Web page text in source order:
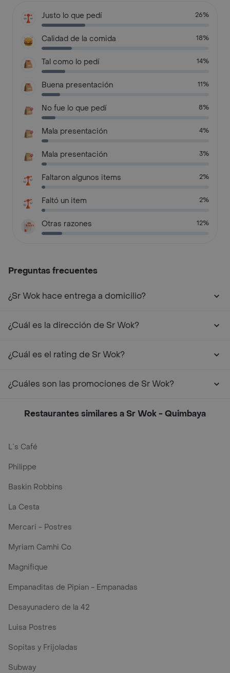
Justo lo que pedí 26%
Calidad de la comida 18%
Tal como lo pedí 14%
Buena presentación 11%
No fue lo que pedí 8%
Mala presentación 4%
Mala presentación 3%
Faltaron algunos items 2%
Faltó un item 2%
Otras razones 12%
Preguntas frecuentes
¿Sr Wok hace entrega a domicilio?
¿Cuál es la dirección de Sr Wok?
¿Cuál es el rating de Sr Wok?
¿Cuáles son las promociones de Sr Wok?
Restaurantes similares a Sr Wok - Quimbaya
L´s Café
Philippe
Baskin Robbins
La Cesta
Mercari - Postres
Myriam Camhi Co
Magnifique
Empanaditas de Pipian - Empanadas
Desayunadero de la 42
Luisa Postres
Sopitas y Frijoladas
Subway